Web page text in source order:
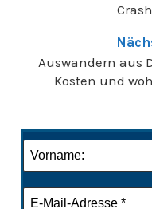
Auswandern aus
Kosten und